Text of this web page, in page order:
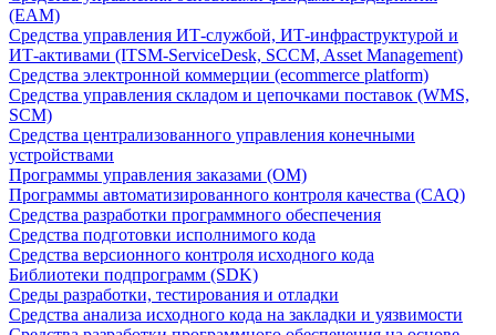
(EAM)
Средства управления ИТ-службой, ИТ-инфраструктурой и
ИТ-активами (ITSM-ServiceDesk, SCCM, Asset Management)
Средства электронной коммерции (ecommerce platform)
Средства управления складом и цепочками поставок (WMS,
SCM)
Средства централизованного управления конечными
устройствами
Программы управления заказами (OM)
Программы автоматизированного контроля качества (CAQ)
Средства разработки программного обеспечения
Средства подготовки исполнимого кода
Средства версионного контроля исходного кода
Библиотеки подпрограмм (SDK)
Среды разработки, тестирования и отладки
Средства анализа исходного кода на закладки и уязвимости